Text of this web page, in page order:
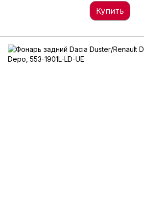
Купить